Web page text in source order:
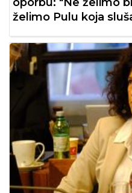
oporbu: "Ne želimo
želimo Pulu koja